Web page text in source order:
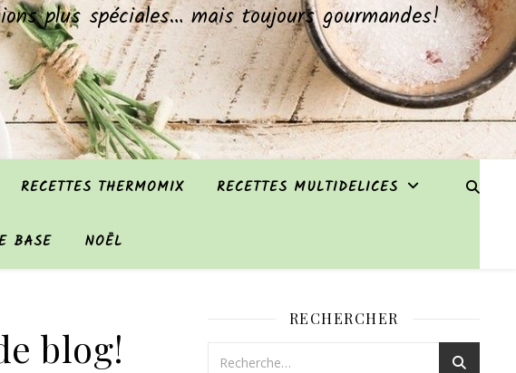
plus spéciales… mais toujours gourmandes!
RECETTES THERMOMIX RECETTES MULTIDELICES
BASE NOËL
blog!
RECHERCHER